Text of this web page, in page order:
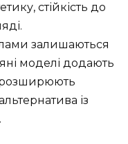
стійкість до
залишаються
моделі додають
розширюють
із